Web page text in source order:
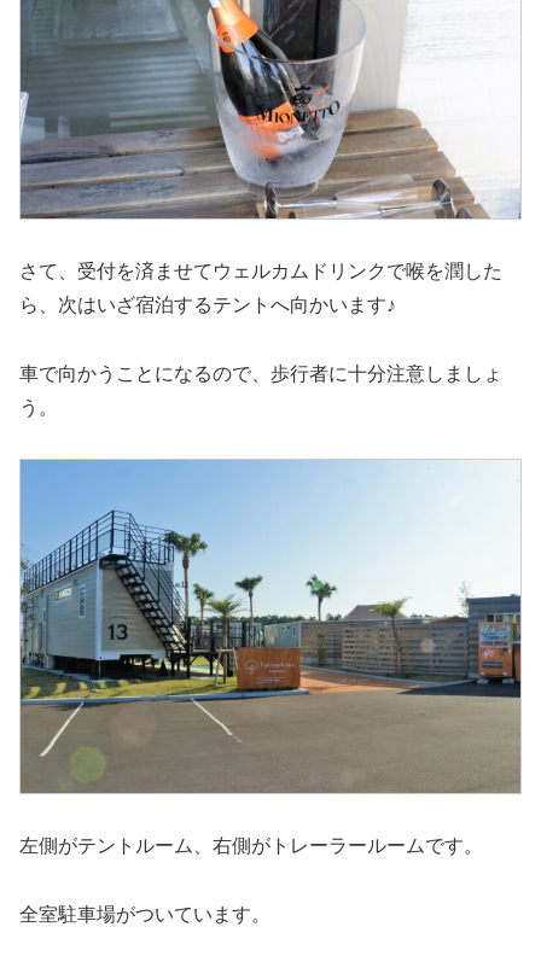
さて、受付を済ませてウェルカムドリンクで喉を潤した
ら、次はいざ宿泊するテントへ向かいます♪
車で向かうことになるので、歩行者に十分注意しましょ
う。
左側がテントルーム、右側がトレーラールームです。
全室駐車場がついています。